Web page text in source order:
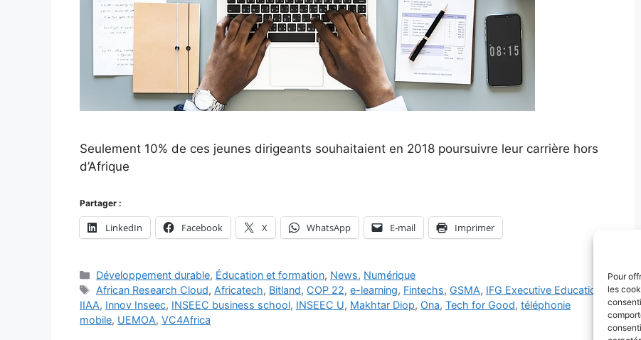
Pour
les
Seulement 10% de ces jeunes dirigeants souhaitaient en 2018 poursuivre leur carrière hors
d’Afrique
Partager :
LinkedIn Facebook X WhatsApp E-mail Imprimer
Catégories
Développement durable, Éducation et formation, News, Numérique
Étiquettes
African Research Cloud, Africatech, Bitland, COP 22,e-learning, Fintechs, GSMA, IFG Executive Education
IIAA, Innov Inseec, INSEEC business school, INSEEC U, Makhtar Diop, Ona, Tech for Good, téléphonie
mobile, UEMOA, VC4Africa